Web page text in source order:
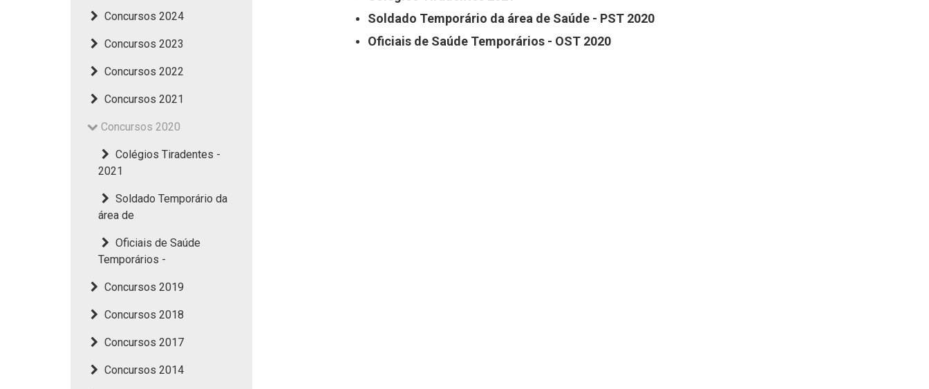
Concursos 2024
Concursos 2023
Concursos 2022
Concursos 2021
Concursos 2020
Colégios Tiradentes -
2021
Soldado Temporário da
área de
Oficiais de Saúde
Temporários -
Concursos 2019
Concursos 2018
Concursos 2017
Concursos 2014
Soldado Temporário da área de Saúde - PST 2020
Oficiais de Saúde Temporários - OST 2020